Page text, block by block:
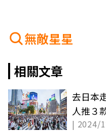
無敵星星
相關文章
去日本
人推３
問題
| 2024/